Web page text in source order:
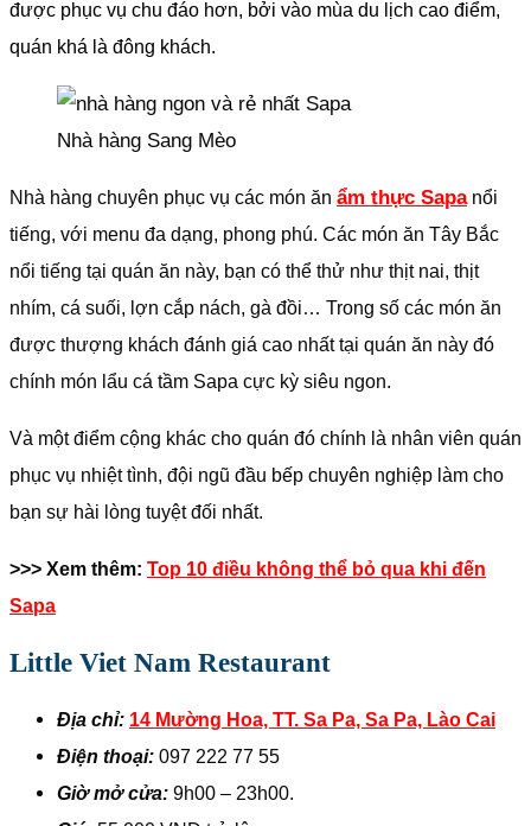
được phục vụ chu đáo hơn, bởi vào mùa du lịch cao điểm,
quán khá là đông khách.
Nhà hàng Sang Mèo
Nhà hàng chuyên phục vụ các món ăn ẩm thực Sapanổi
tiếng, với menu đa dạng, phong phú. Các món ăn Tây Bắc
nổi tiếng tại quán ăn này, bạn có thể thử như thịt nai, thịt
nhím, cá suối, lợn cắp nách, gà đồi… Trong số các món ăn
được thượng khách đánh giá cao nhất tại quán ăn này đó
chính món lẩu cá tầm Sapa cực kỳ siêu ngon.
Và một điểm cộng khác cho quán đó chính là nhân viên quán
phục vụ nhiệt tình, đội ngũ đầu bếp chuyên nghiệp làm cho
bạn sự hài lòng tuyệt đối nhất.
>>> Xem thêm: Top 10 điều không thể bỏ qua khi đến
Sapa
Little Viet Nam Restaurant
Địa chỉ: 14 Mường Hoa, TT. Sa Pa, Sa Pa, Lào Cai
Điện thoại: 097 222 77 55
Giờ mở cửa: 9h00 – 23h00.